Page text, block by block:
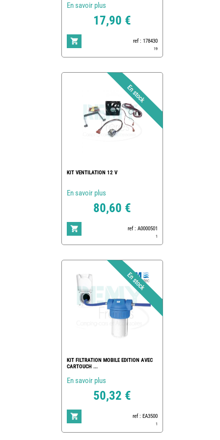
En savoir plus
17,90 €
ref : 178430
19
KIT VENTILATION 12 V
En savoir plus
80,60 €
ref : A0000501
1
KIT FILTRATION MOBILE EDITION AVEC
CARTOUCH ...
En savoir plus
50,32 €
ref : EA3500
1